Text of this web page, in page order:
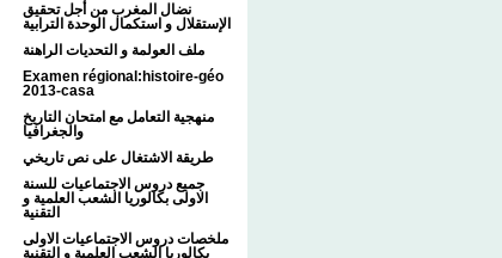
نضال المغرب من أجل تحقيق
الإستقلال و استكمال الوحدة الترابية
ملف العولمة و التحديات الراهنة
Examen régional:histoire-géo
2013-casa
منهجية التعامل مع امتحان التاريخ
والجغرافيا
طريقة الاشتغال على نص تاريخي
جميع دروس الاجتماعيات للسنة
الاولى بكالوريا الشعب العلمية و
التقنية
ملخصات دروس الاجتماعيات الاولى
بكالوريا الشعب العلمية و التقنية